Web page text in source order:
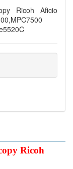
Ricoh Aficio
Ricoh